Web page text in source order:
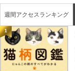
週間アクセスランキング
1